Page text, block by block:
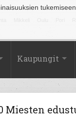
Kaupungit
Miesten